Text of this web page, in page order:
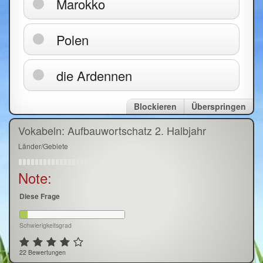
Marokko
Polen
die Ardennen
Überspringen
Blockieren
Vokabeln: Aufbauwortschatz 2. Halbjahr
Länder/Gebiete
Note:
Diese Frage
Schwierigkeitsgrad
22 Bewertungen